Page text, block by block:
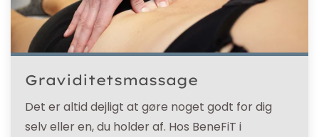
Graviditetsmassage
Det er altid dejligt at gøre noget godt for dig
selv eller en, du holder af. Hos BeneFiT i